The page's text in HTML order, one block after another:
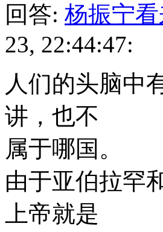
回答: 杨振宁
23, 22:44:47:
人们的头脑中
讲，也不
属于哪国。
由于亚伯拉罕
上帝就是